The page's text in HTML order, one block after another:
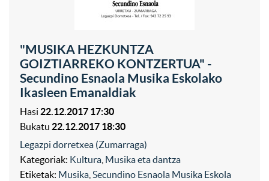
"MUSIKA HEZKUNTZA
GOIZTIARREKO KONTZERTUA" -
Secundino Esnaola Musika Eskolako
Ikasleen Emanaldiak
Hasi 22.12.2017 17:30
Bukatu 22.12.2017 18:30
Legazpi dorretxea (Zumarraga)
Kategoriak: Kultura Musika eta dantza
Etiketak: Musika Secundino Esnaola Musika Eskola